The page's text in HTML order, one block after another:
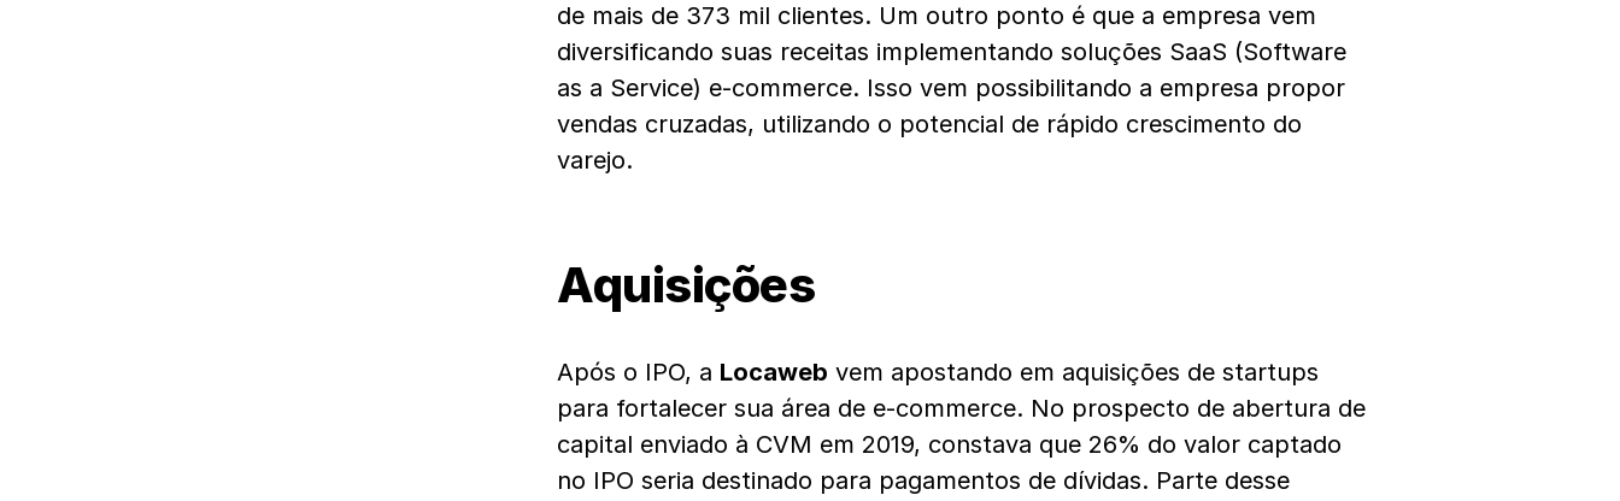
de mais de 373 mil clientes. Um outro ponto é que a empresa vem
diversificando suas receitas implementando soluções SaaS (Software
as a Service) e-commerce. Isso vem possibilitando a empresa propor
vendas cruzadas, utilizando o potencial de rápido crescimento do
varejo.
Aquisições
Após o IPO, a Locaweb vem apostando em aquisições de startups
para fortalecer sua área de e-commerce. No prospecto de abertura de
capital enviado à CVM em 2019, constava que 26% do valor captado
no IPO seria destinado para pagamentos de dívidas. Parte desse